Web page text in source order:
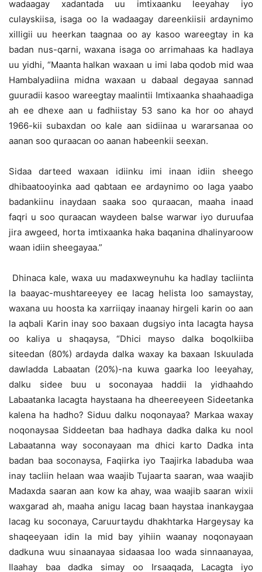
wadaagay xadantada uu imtixaanku leeyahay iyo
culayskiisa, isaga oo la wadaagay dareenkiisii ardaynimo
xilligii uu heerkan taagnaa oo ay kasoo wareegtay in ka
badan nus-qarni, waxana isaga oo arrimahaas ka hadlaya
uu yidhi, “Maanta halkan waxaan u imi laba qodob mid waa
Hambalyadiina midna waxaan u dabaal degayaa sannad
guuradii kasoo wareegtay maalintii Imtixaanka shaahaadiga
ah ee dhexe aan u fadhiistay 53 sano ka hor oo ahayd
1966-kii subaxdan oo kale aan sidiinaa u wararsanaa oo
aanan soo quraacan oo aanan habeenkii seexan.
Sidaa darteed waxaan idiinku imi inaan idiin sheego
dhibaatooyinka aad qabtaan ee ardaynimo oo laga yaabo
badankiinu inaydaan saaka soo quraacan, maaha inaad
faqri u soo quraacan waydeen balse warwar iyo duruufaa
jira awgeed, horta imtixaanka haka baqanina dhalinyaroow
waan idiin sheegayaa.”
Dhinaca kale, waxa uu madaxweynuhu ka hadlay tacliinta
la baayac-mushtareeyey ee lacag helista loo samaystay,
waxana uu hoosta ka xarriiqay inaanay hirgeli karin oo aan
la aqbali Karin inay soo baxaan dugsiyo inta lacagta haysa
oo kaliya u shaqaysa, “Dhici mayso dalka boqolkiiba
siteedan (80%) ardayda dalka waxay ka baxaan Iskuulada
dawladda Labaatan (20%)-na kuwa gaarka loo leeyahay,
dalku sidee buu u soconayaa haddii la yidhaahdo
Labaatanka lacagta haystaana ha dheereeyeen Sideetanka
kalena ha hadho? Siduu dalku noqonayaa? Markaa waxay
noqonaysaa Siddeetan baa hadhaya dadka dalka ku nool
Labaatanna way soconayaan ma dhici karto Dadka inta
badan baa soconaysa, Faqiirka iyo Taajirka labaduba waa
inay tacliin helaan waa waajib Tujaarta saaran, waa waajib
Madaxda saaran aan kow ka ahay, waa waajib saaran wixii
waxgarad ah, maaha anigu lacag baan haystaa inankaygaa
lacag ku soconaya, Caruurtaydu dhakhtarka Hargeysay ka
shaqeeyaan idin la mid bay yihiin waanay noqonayaan
dadkuna wuu sinaanayaa sidaasaa loo wada sinnaanayaa,
Ilaahay baa dadka simay oo Irsaaqada, Lacagta iyo